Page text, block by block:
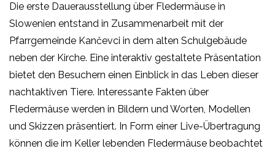
Die erste Dauerausstellung über Fledermäuse in
Slowenien entstand in Zusammenarbeit mit der
Pfarrgemeinde Kančevci in dem alten Schulgebäude
neben der Kirche. Eine interaktiv gestaltete Präsentation
bietet den Besuchern einen Einblick in das Leben dieser
nachtaktiven Tiere. Interessante Fakten über
Fledermäuse werden in Bildern und Worten, Modellen
und Skizzen präsentiert. In Form einer Live-Übertragung
können die im Keller lebenden Fledermäuse beobachtet